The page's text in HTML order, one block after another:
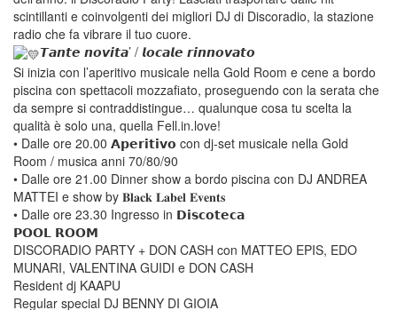
cintillanti e coinvolgenti dei migliori DJ di Discoradio, la stazione
radio che fa vibrare il tuo cuore.
𝙏𝙖𝙣𝙩𝙚 𝙣𝙤𝙫𝙞𝙩𝙖’ / 𝙡𝙤𝙘𝙖𝙡𝙚 𝙧𝙞𝙣𝙣𝙤𝙫𝙖𝙩𝙤
Si inizia con l’aperitivo musicale nella Gold Room e cene a bordo
piscina con spettacoli mozzafiato, proseguendo con la serata che
da sempre si contraddistingue… qualunque cosa tu scelta la
qualità è solo una, quella Fell.in.love!
• Dalle ore 20.00 𝗔𝗽𝗲𝗿𝗶𝘁𝗶𝘃𝗼 con dj-set musicale nella Gold
Room / musica anni 70/80/90
• Dalle ore 21.00 Dinner show a bordo piscina con DJ ANDREA
MATTEI e show by 𝐁𝐥𝐚𝐜𝐤 𝐋𝐚𝐛𝐞𝐥 𝐄𝐯𝐞𝐧𝐭𝐬
• Dalle ore 23.30 Ingresso in 𝗗𝗶𝘀𝗰𝗼𝘁𝗲𝗰𝗮
𝗣𝗢𝗢𝗟 𝗥𝗢𝗢𝗠
DISCORADIO PARTY + DON CASH con MATTEO EPIS, EDO
MUNARI, VALENTINA GUIDI e DON CASH
Resident dj KAAPU
Regular special DJ BENNY DI GIOIA